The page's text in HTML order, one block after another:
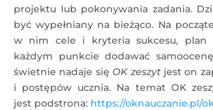
projektu lub pokonywania zadania.
być wypełniany na bieżąco. Na
w nim cele i kryteria sukcesu, plan
każdym punkcie dodawać
świetnie nadaje się OK zeszytjest on
i postępów ucznia. Na temat OK
jest podstrona: https://oknauczanie.pl/